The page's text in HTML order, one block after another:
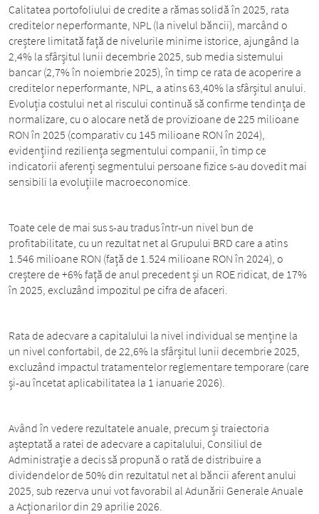
Calitatea portofoliului de credite a rămas solidă în 2025, rata
creditelor neperformante, NPL (la nivelul băncii), marcând o
creștere limitată față de nivelurile minime istorice, ajungând la
2,4% la sfârșitul lunii decembrie 2025, sub media sistemului
bancar (2,7% în noiembrie 2025), în timp ce rata de acoperire a
creditelor neperformante, NPL, a atins 63,40% la sfârșitul anului.
Evoluția costului net al riscului continuă să confirme tendința de
normalizare, cu o alocare netă de provizioane de 225 milioane
RON în 2025 (comparativ cu 145 milioane RON în 2024),
evidențiind reziliența segmentului companii, în timp ce
indicatorii aferenți segmentului persoane fizice s-au dovedit mai
sensibili la evoluțiile macroeconomice.
Toate cele de mai sus s-au tradus într-un nivel bun de
profitabilitate, cu un rezultat net al Grupului BRD care a atins
1.546 milioane RON (față de 1.524 milioane RON în 2024), o
creștere de +6% față de anul precedent și un ROE ridicat, de 17%
în 2025, excluzând impozitul pe cifra de afaceri.
Rata de adecvare a capitalului la nivel individual se menține la
un nivel confortabil, de 22,6% la sfârșitul lunii decembrie 2025,
excluzând impactul tratamentelor reglementare temporare (care
și-au încetat aplicabilitatea la 1 ianuarie 2026).
Având în vedere rezultatele anuale, precum și traiectoria
așteptată a ratei de adecvare a capitalului, Consiliul de
Administrație a decis să propună o rată de distribuire a
dividendelor de 50% din rezultatul net al băncii aferent anului
2025, sub rezerva unui vot favorabil al Adunării Generale Anuale
a Acționarilor din 29 aprilie 2026.